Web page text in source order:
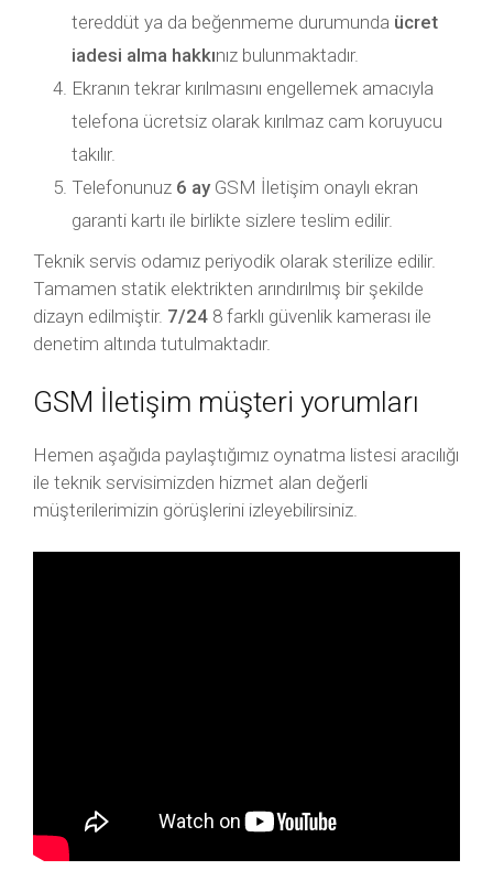
tereddüt ya da beğenmeme durumunda ücret
iadesi alma hakkınız bulunmaktadır.
Ekranın tekrar kırılmasını engellemek amacıyla
telefona ücretsiz olarak kırılmaz cam koruyucu
takılır.
Telefonunuz 6 ayGSM İletişim onaylı ekran
garanti kartı ile birlikte sizlere teslim edilir.
Teknik servis odamız periyodik olarak sterilize edilir.
Tamamen statik elektrikten arındırılmış bir şekilde
dizayn edilmiştir. 7/24 8 farklı güvenlik kamerası ile
denetim altında tutulmaktadır.
GSM İletişim müşteri yorumları
Hemen aşağıda paylaştığımız oynatma listesi aracılığı
ile teknik servisimizden hizmet alan değerli
müşterilerimizin görüşlerini izleyebilirsiniz.